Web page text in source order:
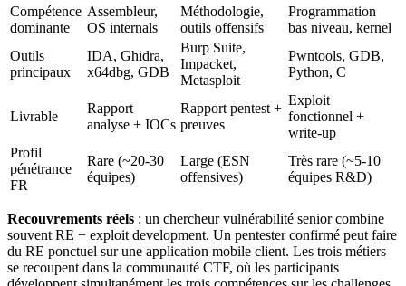
Compétence
dominante
Assembleur,
OS internals
Méthodologie,
outils offensifs
Programmation
bas niveau, kernel
Outils
principaux
IDA, Ghidra,
x64dbg, GDB
Burp Suite,
Impacket,
Metasploit
Pwntools, GDB,
Python, C
Livrable
Rapport
analyse + IOCs
Rapport pentest +
preuves
Exploit
fonctionnel +
write-up
Profil
pénétrance
FR
Rare (~20-30
équipes)
Large (ESN
offensives)
Très rare (~5-10
équipes R&D)
Recouvrements réels : un chercheur vulnérabilité senior combine
souvent RE + exploit development. Un pentester confirmé peut faire
du RE ponctuel sur une application mobile client. Les trois métiers
se recoupent dans la communauté CTF, où les participants